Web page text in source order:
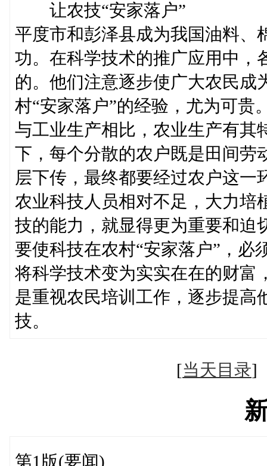
让农技“安家落户”
平度市和彭泽县成为我国油料、
功。在科学技术的推广应用中，
的。他们注意逐步使广大农民成
村“安家落户”的经验，尤为可贵
与工业生产相比，农业生产有其
下，每个分散的农户既是田间劳
层下传，最终都要经过农户这一
农业科技人员相对不足，大力培
技的能力，就显得更为重要和迫
要使科技在农村“安家落户”，必
将科学技术变为实实在在的财富
是重视农民培训工作，逐步提高
技。
[当天目录
第1版(要闻)